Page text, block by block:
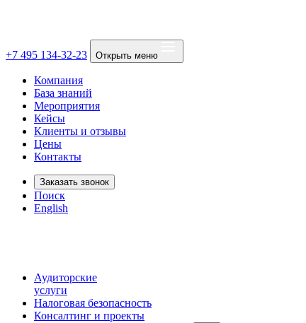
+7 495 134-32-23 Открыть меню
Компания
База знаний
Мероприятия
Кейсы
Клиенты и отзывы
Цены
Контакты
Заказать звонок
Поиск
English
Аудиторские
услуги
Налоговая безопасность
Консалтинг и проекты